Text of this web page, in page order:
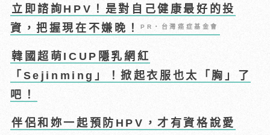
立即諮詢HPV！是對自己健康最好的投
資，把握現在不嫌晚！PR・台灣癌症基金會
韓國超萌ICUP隱乳網紅
「Sejinming」！掀起衣服也太「胸」了
吧！
伴侶和妳一起預防HPV，才有資格說愛